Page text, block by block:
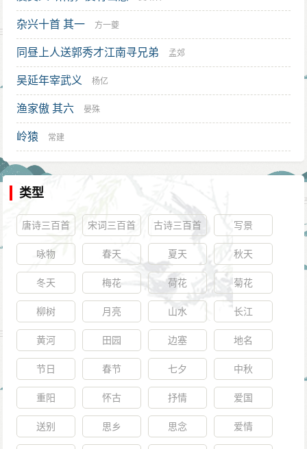
杂兴十首 其一 方一夔
同昼上人送郭秀才江南寻兄弟 孟郊
吴延年宰武义 杨亿
渔家傲 其六 晏殊
岭猿 常建
类型
唐诗三百首 宋词三百首 古诗三百首 写景
咏物 春天 夏天 秋天
冬天 梅花 荷花 菊花
柳树 月亮 山水 长江
黄河 田园 边塞 地名
节日 春节 七夕 中秋
重阳 怀古 抒情 爱国
送别 思乡 思念 爱情